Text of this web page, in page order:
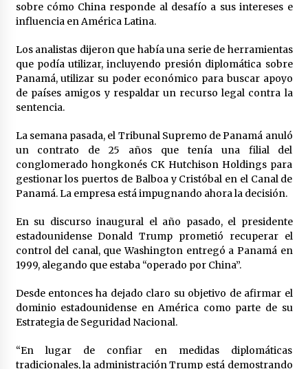
¿Quién está matando a la moribunda Corte
Penal internacional?
El Senado argentino define la ley que amplía la
compra de tierras rurales por capitales
extranjeros
2 días atrás
Milei vuelve a insultar a Lula y desafía las
2 días atrás
Petro: “Genocida” Netanyahu está detrás de
crisis migratoria en España
2 días atrás
Lula da Silva oficializa su candidatura a la
2 días atrás
sobre cómo China responde al desafío a sus intereses e
influencia en América Latina.
Los analistas dijeron que había una serie de herramientas
que podía utilizar, incluyendo presión diplomática sobre
Panamá, utilizar su poder económico para buscar apoyo
de países amigos y respaldar un recurso legal contra la
sentencia.
La semana pasada, el Tribunal Supremo de Panamá anuló
un contrato de 25 años que tenía una filial del
conglomerado hongkonés CK Hutchison Holdings para
gestionar los puertos de Balboa y Cristóbal en el Canal de
Panamá. La empresa está impugnando ahora la decisión.
En su discurso inaugural el año pasado, el presidente
estadounidense Donald Trump prometió recuperar el
control del canal, que Washington entregó a Panamá en
1999, alegando que estaba “operado por China”.
Desde entonces ha dejado claro su objetivo de afirmar el
dominio estadounidense en América como parte de su
Estrategia de Seguridad Nacional.
“En lugar de confiar en medidas diplomáticas
tradicionales, la administración Trump está demostrando